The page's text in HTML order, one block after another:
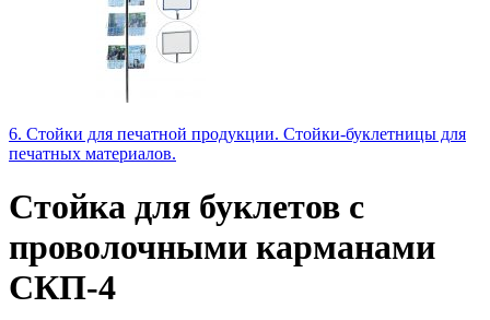
6. Стойки для печатной продукции. Стойки-буклетницы для
печатных материалов.
Стойка для буклетов c
проволочными карманами
СКП-4